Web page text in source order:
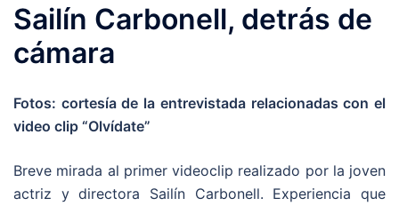
Sailín Carbonell, detrás de
cámara
Fotos: cortesía de la entrevistada relacionadas con el
video clip “Olvídate”
Breve mirada al primer videoclip realizado por la joven
actriz y directora Sailín Carbonell. Experiencia que